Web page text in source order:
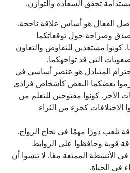
تحقق السعادة والتوازن.
الفعال هو أساس علاقة ناجحة.
بصدق وصراحة حول توقعاتكما
كونوا مستعدين للتفاوض والتعاون
التي قد تواجهكما.
المتبادل هو عنصر أساسي في
بعضكما البعض كأشخاص فرادى
الآخر. كونوا مفتوحين للتعلم من
الاختلافات كجزء من الثراء
تلعب دورًا مهمًا في نجاح الزواج.
قوية وحافظوا على الروابط
الأنشطة الممتعة معًا. لا تنسوا أن
في الحياة.